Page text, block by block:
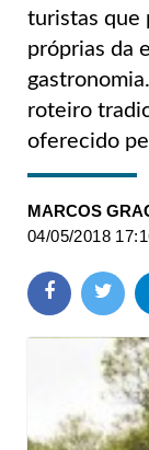
turistas que
próprias da
roteiro
oferecido
MARCOS
04/05/2018